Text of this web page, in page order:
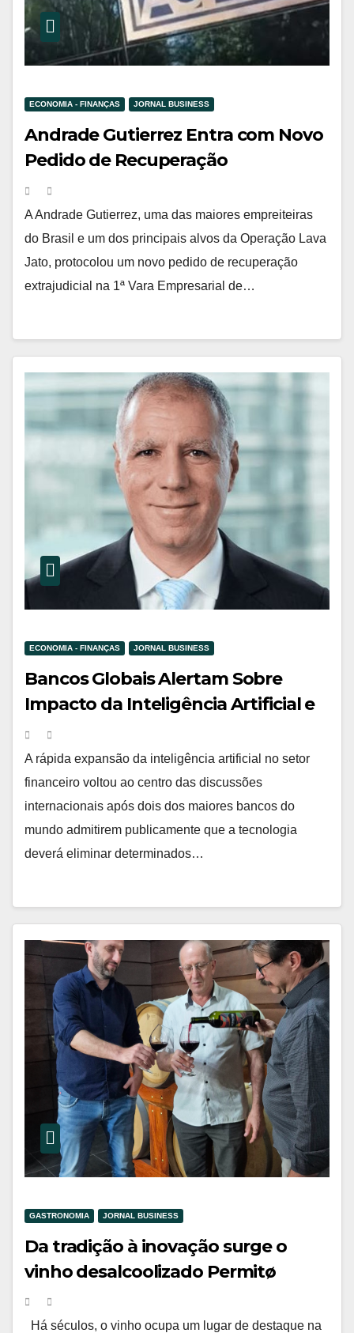
ECONOMIA - FINANÇAS JORNAL BUSINESS
Andrade Gutierrez Entra com Novo
Pedido de Recuperação
Extrajudicial Após Acumular
Prejuízos Bilionários
A Andrade Gutierrez, uma das maiores empreiteiras
do Brasil e um dos principais alvos da Operação Lava
Jato, protocolou um novo pedido de recuperação
extrajudicial na 1ª Vara Empresarial de…
ECONOMIA - FINANÇAS JORNAL BUSINESS
Bancos Globais Alertam Sobre
Impacto da Inteligência Artificial e
Defendem Adaptação dos
Funcionários
A rápida expansão da inteligência artificial no setor
financeiro voltou ao centro das discussões
internacionais após dois dos maiores bancos do
mundo admitirem publicamente que a tecnologia
deverá eliminar determinados…
GASTRONOMIA JORNAL BUSINESS
Da tradição à inovação surge o
vinho desalcoolizado Permitø
Há séculos, o vinho ocupa um lugar de destaque na